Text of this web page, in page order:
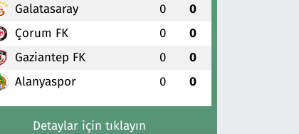
Galatasaray 0 0
Çorum FK 0 0
Gaziantep FK 0 0
Alanyaspor 0 0
Detaylar için tıklayın